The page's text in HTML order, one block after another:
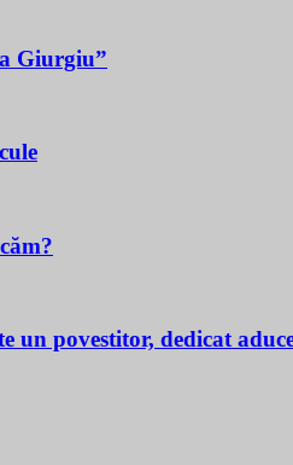
Giurgiu”
povestitor, dedicat